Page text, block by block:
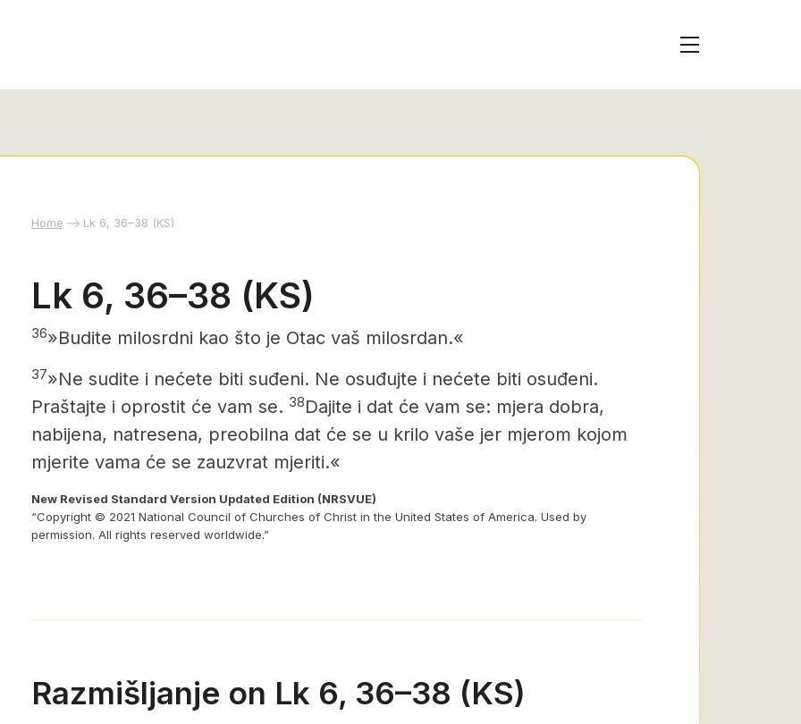
Home Lk 6, 36–38 (KS)
Lk 6, 36–38 (KS)
36»Budite milosrdni kao što je Otac vaš milosrdan.«
37»Ne sudite i nećete biti suđeni. Ne osuđujte i nećete biti osuđeni.
Praštajte i oprostit će vam se. 38Dajite i dat će vam se: mjera dobra,
nabijena, natresena, preobilna dat će se u krilo vaše jer mjerom kojom
mjerite vama će se zauzvrat mjeriti.«
New Revised Standard Version Updated Edition (NRSVUE)
“Copyright © 2021 National Council of Churches of Christ in the United States of America. Used by
permission. All rights reserved worldwide.”
Razmišljanje on Lk 6, 36–38 (KS)